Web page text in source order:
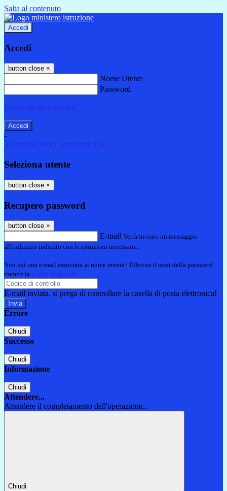
Salta al contenuto
Accedi
Accedi
button close ×
Nome Utente
Password
Password dimenticata?
-
Entra con SPID
Entra con CIE
Seleziona utente
button close ×
Recupero password
button close ×
E-mail Verrà inviato un messaggio
all'indirizzo indicato con le istruzioni necessarie.
Non hai una e-mail associata al nome utente? Effettua il reset della password
tramite la Login Spaggiari
E-mail inviata, si prega di controllare la casella di posta elettronica!
Errore
Chiudi
Successo
Chiudi
Informazione
Chiudi
Attendere...
Attendere il completamento dell'operazione...
Chiudi